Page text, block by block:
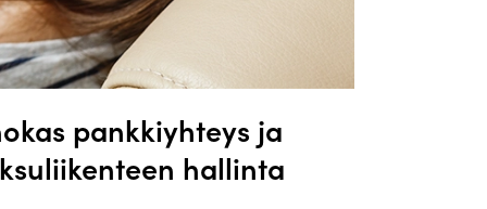
pankkiyhteys ja
hallinta